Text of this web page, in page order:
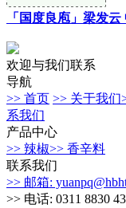
「国度良庖」梁发
欢迎与我们联系
导航
>> 首页 >> 关于我们
系我们
产品中心
>> 辣椒>> 香辛料
联系我们
>> 邮箱:
>> 电话: 0311 8830